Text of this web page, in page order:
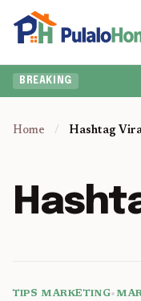
BREAKING
Home / Hashtag
TIPS MARKETING•